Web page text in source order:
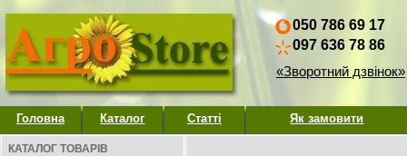
050 786 69 17
097 636 78 86
«Зворотний дзвінок»
Головна Каталог Статті Як замовити
КАТАЛОГ ТОВАРІВ